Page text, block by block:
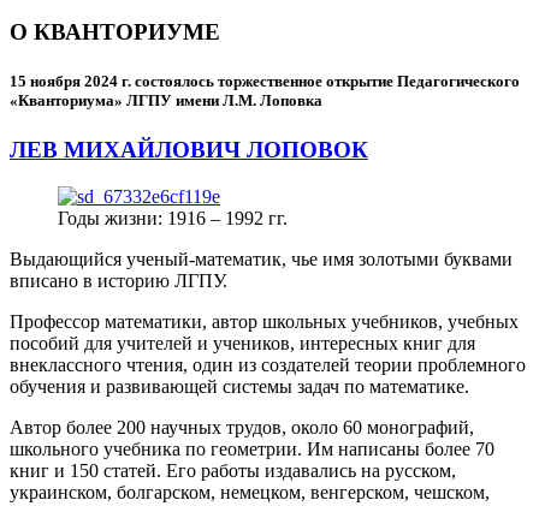
О КВАНТОРИУМЕ
15 ноября 2024 г. состоялось торжественное открытие Педагогического
«Кванториума» ЛГПУ имени Л.М. Лоповка
ЛЕВ МИХАЙЛОВИЧ ЛОПОВОК
Годы жизни: 1916 – 1992 гг.
Выдающийся ученый-математик, чье имя золотыми буквами
вписано в историю ЛГПУ.
Профессор математики, автор школьных учебников, учебных
пособий для учителей и учеников, интересных книг для
внеклассного чтения, один из создателей теории проблемного
обучения и развивающей системы задач по математике.
Автор более 200 научных трудов, около 60 монографий,
школьного учебника по геометрии. Им написаны более 70
книг и 150 статей. Его работы издавались на русском,
украинском, болгарском, немецком, венгерском, чешском,